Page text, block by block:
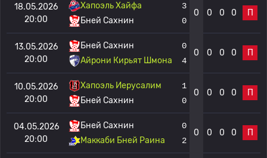
18.05.2026
20:00
Хапоэль Хайфа
Бней Сахнин
3
0
0 0 0 0 П
13.05.2026
20:00
Бней Сахнин
Айрони Кирьят Шмона
0
4
0 0 0 0 П
10.05.2026
20:00
Хапоэль Иерусалим
Бней Сахнин
1
0
0 0 0 0 П
04.05.2026
20:00
Бней Сахнин
Маккаби Бней Раина
0
2
0 0 0 0 П